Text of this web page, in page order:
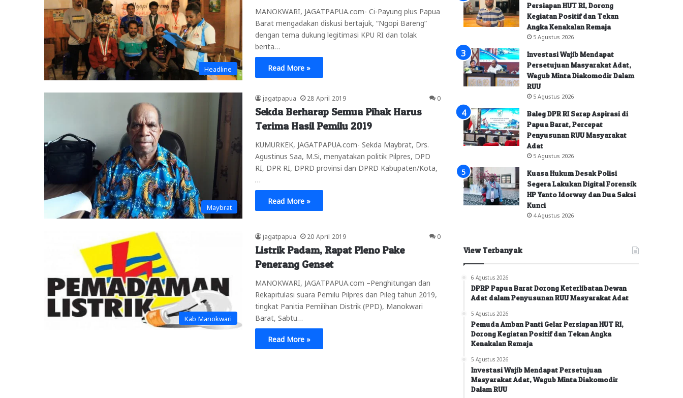
Headline
MANOKWARI, JAGATPAPUA.com- Ci-Payung plus Papua
Barat mengadakan diskusi bertajuk, “Ngopi Bareng”
dengan tema dukung legitimasi KPU RI dan tolak
berita…
Read More »
Maybrat
jagatpapua 28 April 2019 0
Sekda Berharap Semua Pihak Harus
Terima Hasil Pemilu 2019
KUMURKEK, JAGATPAPUA.com- Sekda Maybrat, Drs.
Agustinus Saa, M.Si, menyatakan politik Pilpres, DPD
RI, DPR RI, DPRD provinsi dan DPRD Kabupaten/Kota,
Read More »
Kab Manokwari
jagatpapua 20 April 2019 0
Listrik Padam, Rapat Pleno Pake
Penerang Genset
MANOKWARI, JAGATPAPUA.com –Penghitungan dan
Rekapitulasi suara Pemilu Pilpres dan Pileg tahun 2019,
tingkat Panitia Pemilihan Distrik (PPD), Manokwari
Barat, Sabtu…
Read More »
Persiapan HUT RI, Dorong
Kegiatan Positif dan Tekan
Angka Kenakalan Remaja
5 Agustus 2026
Investasi Wajib Mendapat
Persetujuan Masyarakat Adat,
Wagub Minta Diakomodir Dalam
RUU
5 Agustus 2026
Baleg DPR RI Serap Aspirasi di
Papua Barat, Percepat
Penyusunan RUU Masyarakat
Adat
5 Agustus 2026
Kuasa Hukum Desak Polisi
Segera Lakukan Digital Forensik
HP Yanto Idorway dan Dua Saksi
Kunci
4 Agustus 2026
View Terbanyak
6 Agustus 2026
DPRP Papua Barat Dorong Keterlibatan Dewan
Adat dalam Penyusunan RUU Masyarakat Adat
5 Agustus 2026
Pemuda Amban Panti Gelar Persiapan HUT RI,
Dorong Kegiatan Positif dan Tekan Angka
Kenakalan Remaja
5 Agustus 2026
Investasi Wajib Mendapat Persetujuan
Masyarakat Adat, Wagub Minta Diakomodir
Dalam RUU